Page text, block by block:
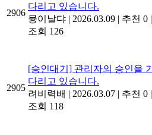
2906
다리고 있습니다.
뮹이날댜 | 2026.03.09 | 추천 0 |
조회 126
2905
[승인대기] 관리자의 승인을 기
다리고 있습니다.
려비력배 | 2026.03.07 | 추천 0 |
조회 118